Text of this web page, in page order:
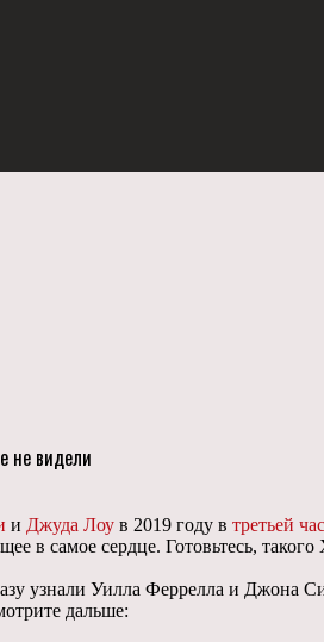
не видели
и Джуда Лоу в 2019 году в третьей
в самое сердце. Готовьтесь,
узнали Уилла Феррелла и Джона
дальше: